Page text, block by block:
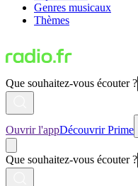
Genres musicaux
Thèmes
Que souhaitez-vous écouter ?
Ouvrir l'appDécouvrir Prime
Que souhaitez-vous écouter ?